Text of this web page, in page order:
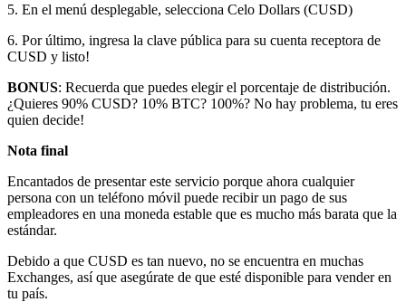
5. En el menú desplegable, selecciona Celo Dollars (CUSD)
6. Por último, ingresa la clave pública para su cuenta receptora de
CUSD y listo!
BONUS: Recuerda que puedes elegir el porcentaje de distribución.
¿Quieres 90% CUSD? 10% BTC? 100%? No hay problema, tu eres
quien decide!
Nota final
Encantados de presentar este servicio porque ahora cualquier
persona con un teléfono móvil puede recibir un pago de sus
empleadores en una moneda estable que es mucho más barata que la
estándar.
Debido a que CUSD es tan nuevo, no se encuentra en muchas
Exchanges, así que asegúrate de que esté disponible para vender en
tu país.